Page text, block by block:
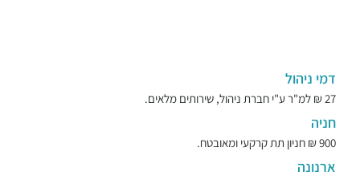
דמי ניהול
27 ₪ למ"ר ע"י חברת ניהול, שירותים מלאים.
חניה
900 ₪ חניון תת קרקעי ומאובטח.
ארנונה